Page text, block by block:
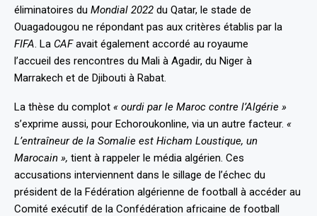
éliminatoires du Mondial 2022 du Qatar, le stade de
Ouagadougou ne répondant pas aux critères établis par la
FIFA. La CAFavait également accordé au royaume
l’accueil des rencontres du Mali à Agadir, du Niger à
Marrakech et de Djibouti à Rabat.
La thèse du complot « ourdi par le Maroc contre l’Algérie »
s’exprime aussi, pour Echoroukonline, via un autre facteur. «
L’entraîneur de la Somalie est Hicham Loustique, un
Marocain », tient à rappeler le média algérien. Ces
accusations interviennent dans le sillage de l’échec du
président de la Fédération algérienne de football à accéder au
Comité exécutif de la Confédération africaine de football